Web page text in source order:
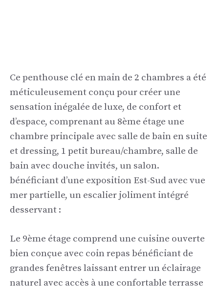
Ce penthouse clé en main de 2 chambres a été
méticuleusement conçu pour créer une
sensation inégalée de luxe, de confort et
d’espace, comprenant au 8ème étage une
chambre principale avec salle de bain en suite
et dressing, 1 petit bureau/chambre, salle de
bain avec douche invités, un salon.
bénéficiant d’une exposition Est-Sud avec vue
mer partielle, un escalier joliment intégré
desservant :
Le 9ème étage comprend une cuisine ouverte
bien conçue avec coin repas bénéficiant de
grandes fenêtres laissant entrer un éclairage
naturel avec accès à une confortable terrasse